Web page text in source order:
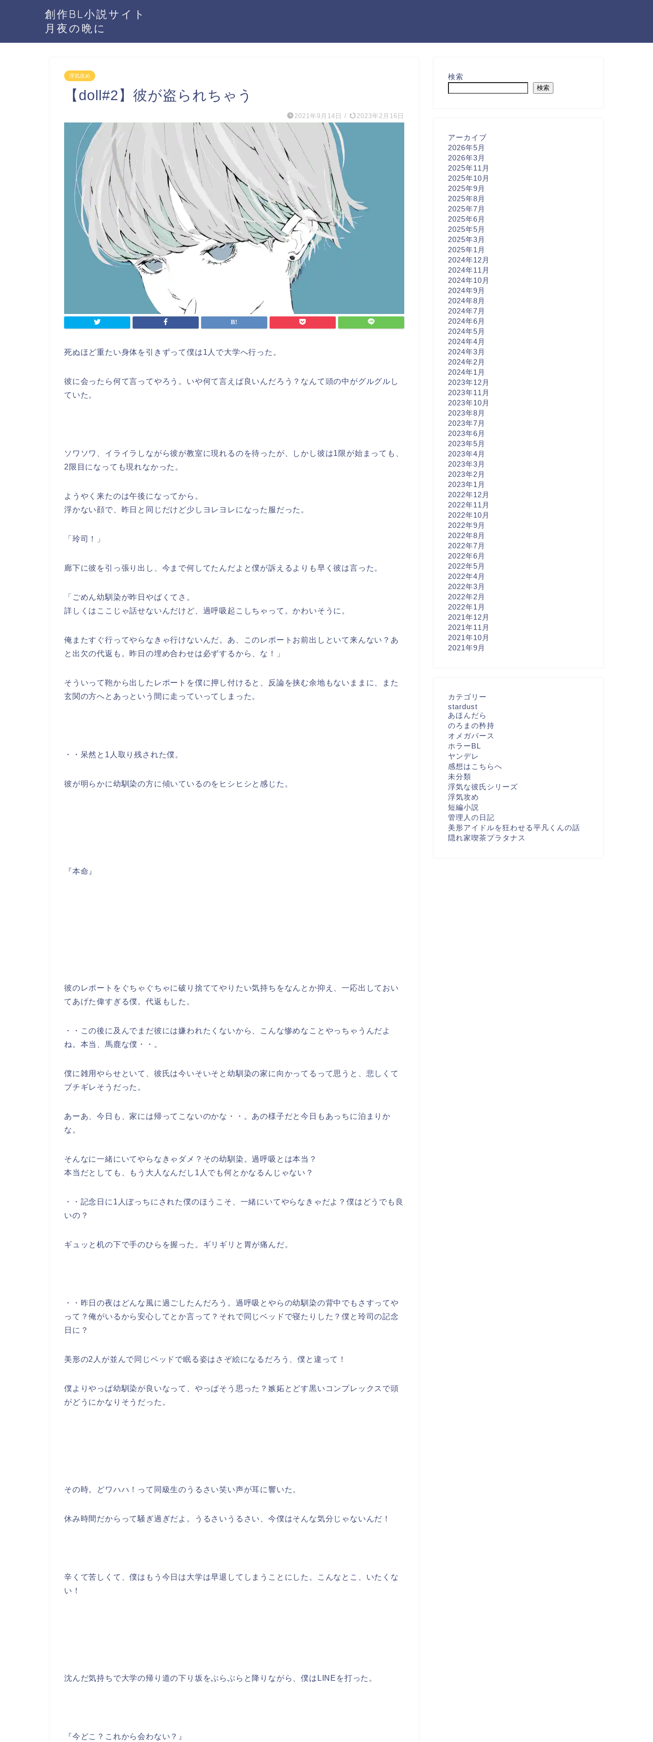
創作BL小説サイト
月夜の晩に
浮気攻め
【doll#2】彼が盗られちゃう
2021年9月14日 / 2023年2月16日
死ぬほど重たい身体を引きずって僕は1人で大学へ行った。
彼に会ったら何て言ってやろう。いや何て言えば良いんだろう？なんて頭の中がグルグルし
ていた。
ソワソワ、イライラしながら彼が教室に現れるのを待ったが、しかし彼は1限が始まっても、
2限目になっても現れなかった。
ようやく来たのは午後になってから。
浮かない顔で、昨日と同じだけど少しヨレヨレになった服だった。
「玲司！」
廊下に彼を引っ張り出し、今まで何してたんだよと僕が訴えるよりも早く彼は言った。
「ごめん幼馴染が昨日やばくてさ。
詳しくはここじゃ話せないんだけど、過呼吸起こしちゃって。かわいそうに。
俺またすぐ行ってやらなきゃ行けないんだ。あ、このレポートお前出しといて来んない？あ
と出欠の代返も。昨日の埋め合わせは必ずするから、な！」
そういって鞄から出したレポートを僕に押し付けると、反論を挟む余地もないままに、また
玄関の方へとあっという間に走っていってしまった。
・・呆然と1人取り残された僕。
彼が明らかに幼馴染の方に傾いているのをヒシヒシと感じた。
『本命』
彼のレポートをぐちゃぐちゃに破り捨ててやりたい気持ちをなんとか抑え、一応出しておい
てあげた偉すぎる僕。代返もした。
・・この後に及んでまだ彼には嫌われたくないから、こんな惨めなことやっちゃうんだよ
ね。本当、馬鹿な僕・・。
僕に雑用やらせといて、彼氏は今いそいそと幼馴染の家に向かってるって思うと、悲しくて
ブチギレそうだった。
あーあ、今日も、家には帰ってこないのかな・・。あの様子だと今日もあっちに泊まりか
な。
そんなに一緒にいてやらなきゃダメ？その幼馴染。過呼吸とは本当？
本当だとしても、もう大人なんだし1人でも何とかなるんじゃない？
・・記念日に1人ぼっちにされた僕のほうこそ、一緒にいてやらなきゃだよ？僕はどうでも良
いの？
ギュッと机の下で手のひらを握った。ギリギリと胃が痛んだ。
・・昨日の夜はどんな風に過ごしたんだろう。過呼吸とやらの幼馴染の背中でもさすってや
って？俺がいるから安心してとか言って？それで同じベッドで寝たりした？僕と玲司の記念
日に？
美形の2人が並んで同じベッドで眠る姿はさぞ絵になるだろう、僕と違って！
僕よりやっぱ幼馴染が良いなって、やっぱそう思った？嫉妬とどす黒いコンプレックスで頭
がどうにかなりそうだった。
その時。どワハハ！って同級生のうるさい笑い声が耳に響いた。
休み時間だからって騒ぎ過ぎだよ。うるさいうるさい、今僕はそんな気分じゃないんだ！
辛くて苦しくて、僕はもう今日は大学は早退してしまうことにした。こんなとこ、いたくな
い！
沈んだ気持ちで大学の帰り道の下り坂をぶらぶらと降りながら、僕はLINEを打った。
『今どこ？これから会わない？』
検索
検索
アーカイブ
2026年5月
2026年3月
2025年11月
2025年10月
2025年9月
2025年8月
2025年7月
2025年6月
2025年5月
2025年3月
2025年1月
2024年12月
2024年11月
2024年10月
2024年9月
2024年8月
2024年7月
2024年6月
2024年5月
2024年4月
2024年3月
2024年2月
2024年1月
2023年12月
2023年11月
2023年10月
2023年8月
2023年7月
2023年6月
2023年5月
2023年4月
2023年3月
2023年2月
2023年1月
2022年12月
2022年11月
2022年10月
2022年9月
2022年8月
2022年7月
2022年6月
2022年5月
2022年4月
2022年3月
2022年2月
2022年1月
2021年12月
2021年11月
2021年10月
2021年9月
カテゴリー
stardust
あほんだら
のろまの矜持
オメガバース
ホラーBL
ヤンデレ
感想はこちらへ
未分類
浮気な彼氏シリーズ
浮気攻め
短編小説
管理人の日記
美形アイドルを狂わせる平凡くんの話
隠れ家喫茶プラタナス